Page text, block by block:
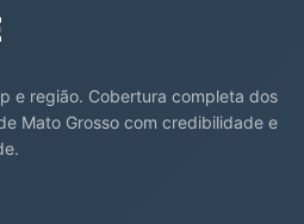
e região. Cobertura completa dos
Mato Grosso com credibilidade e